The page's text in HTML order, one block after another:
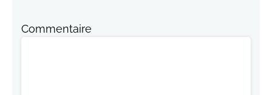
Commentaire